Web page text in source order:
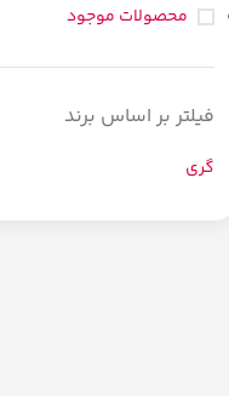
محصولات موجود
فیلتر بر اساس برند
گری